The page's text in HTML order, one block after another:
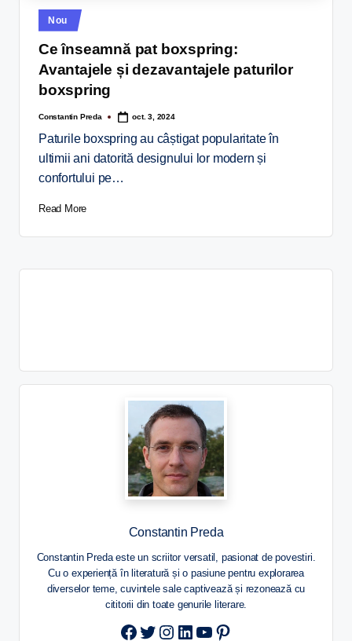
Nou
Ce înseamnă pat boxspring:
Avantajele și dezavantajele paturilor
boxspring
Constantin Preda oct. 3, 2024
Paturile boxspring au câștigat popularitate în
ultimii ani datorită designului lor modern și
confortului pe…
Read More
Constantin Preda
Constantin Preda este un scriitor versatil, pasionat de povestiri.
Cu o experiență în literatură și o pasiune pentru explorarea
diverselor teme, cuvintele sale captivează și rezonează cu
cititorii din toate genurile literare.
Twitter
Instagram
LinkedIn
YouTube
Pinterest